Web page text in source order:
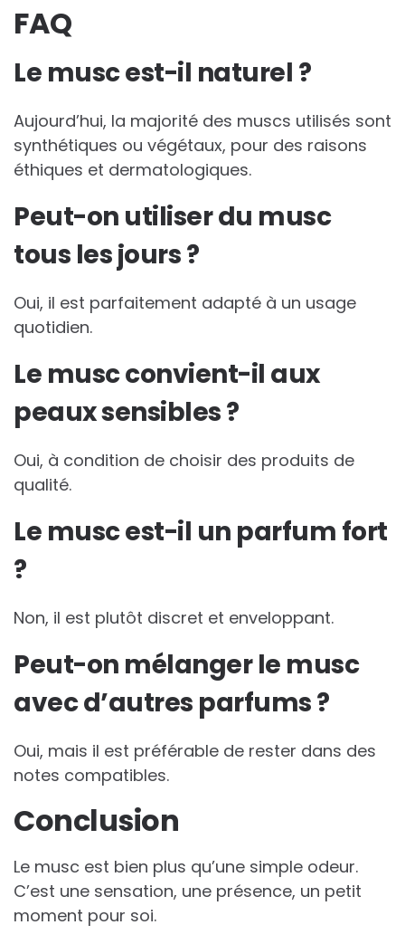
FAQ
Le musc est-il naturel ?
Aujourd’hui, la majorité des muscs utilisés sont
synthétiques ou végétaux, pour des raisons
éthiques et dermatologiques.
Peut-on utiliser du musc
tous les jours ?
Oui, il est parfaitement adapté à un usage
quotidien.
Le musc convient-il aux
peaux sensibles ?
Oui, à condition de choisir des produits de
qualité.
Le musc est-il un parfum fort
?
Non, il est plutôt discret et enveloppant.
Peut-on mélanger le musc
avec d’autres parfums ?
Oui, mais il est préférable de rester dans des
notes compatibles.
Conclusion
Le musc est bien plus qu’une simple odeur.
C’est une sensation, une présence, un petit
moment pour soi.